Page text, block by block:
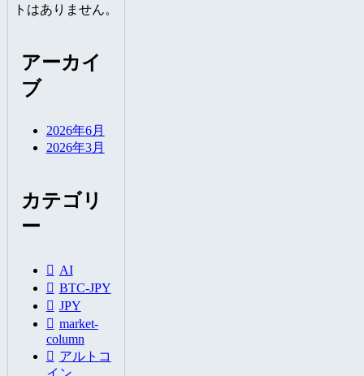
トはありません。
アーカイ
ブ
2026年6月
2026年3月
カテゴリ
ー
AI
BTC-JPY
JPY
market-
column
アルトコ
イン